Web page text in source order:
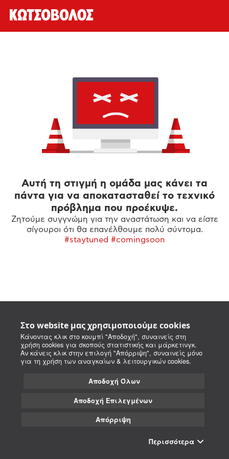
Στο website μας χρησιμοποιούμε cookies
Κάνοντας κλικ στο κουμπί "Αποδοχή", συναινείς στη
χρήση cookies για σκοπούς στατιστικής και μάρκετινγκ.
Αν κάνεις κλικ στην επιλογή "Απόρριψη", συναινείς μόνο
για τη χρήση των αναγκαίων & λειτουργικών cookies.
Αποδοχή Όλων
Αποδοχή Επιλεγμένων
Απόρριψη
Περισσότερα
Αυτή τη στιγμή η ομάδα μας κάνει τα
πάντα για να αποκατασταθεί το τεχνικό
πρόβλημα που προέκυψε.
Ζητούμε συγγνώμη για την αναστάτωση και να είστε
σίγουροι ότι θα επανέλθουμε πολύ σύντομα.
#staytuned #comingsoon